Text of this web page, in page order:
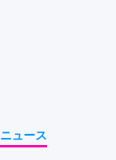
ニュース